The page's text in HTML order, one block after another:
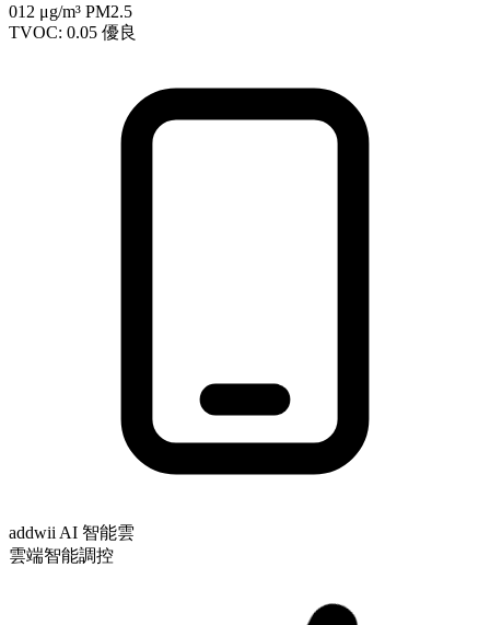
012 μg/m³ PM2.5
TVOC: 0.05 優良
addwii AI 智能雲
雲端智能調控